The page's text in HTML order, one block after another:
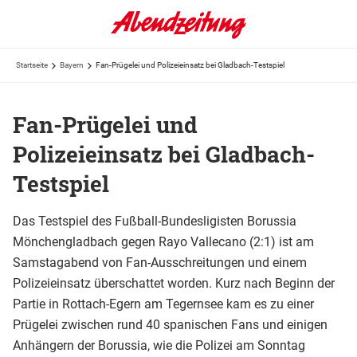
Startseite Bayern Fan-Prügelei und Polizeieinsatz bei Gladbach-Testspiel
Fan-Prügelei und
Polizeieinsatz bei Gladbach-
Testspiel
Das Testspiel des Fußball-Bundesligisten Borussia
Mönchengladbach gegen Rayo Vallecano (2:1) ist am
Samstagabend von Fan-Ausschreitungen und einem
Polizeieinsatz überschattet worden. Kurz nach Beginn der
Partie in Rottach-Egern am Tegernsee kam es zu einer
Prügelei zwischen rund 40 spanischen Fans und einigen
Anhängern der Borussia, wie die Polizei am Sonntag